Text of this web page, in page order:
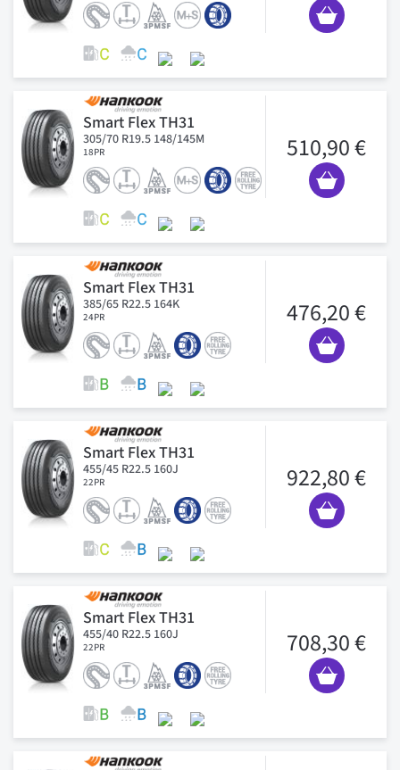
Smart Flex TH31
305/70 R19.5 148/145M
18PR 510,90 €
Smart Flex TH31
385/65 R22.5 164K
24PR 476,20 €
Smart Flex TH31
455/45 R22.5 160J
22PR 922,80 €
Smart Flex TH31
455/40 R22.5 160J
22PR 708,30 €